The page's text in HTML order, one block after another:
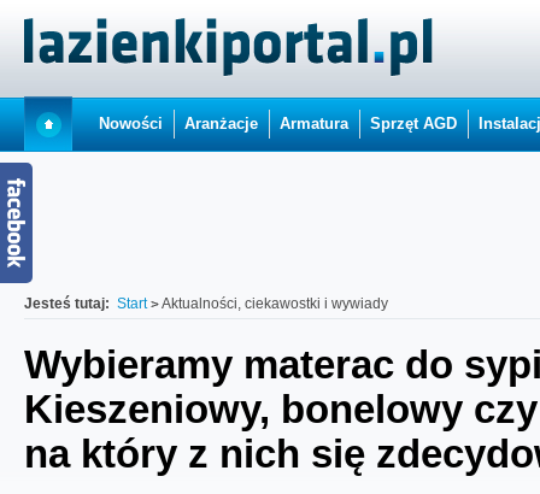
Nowości Aranżacje Armatura Sprzęt AGD
Jesteś tutaj: Start Aktualności, ciekawostki i wywiady
Wybieramy materac do
Kieszeniowy, bonelowy
na który z nich się